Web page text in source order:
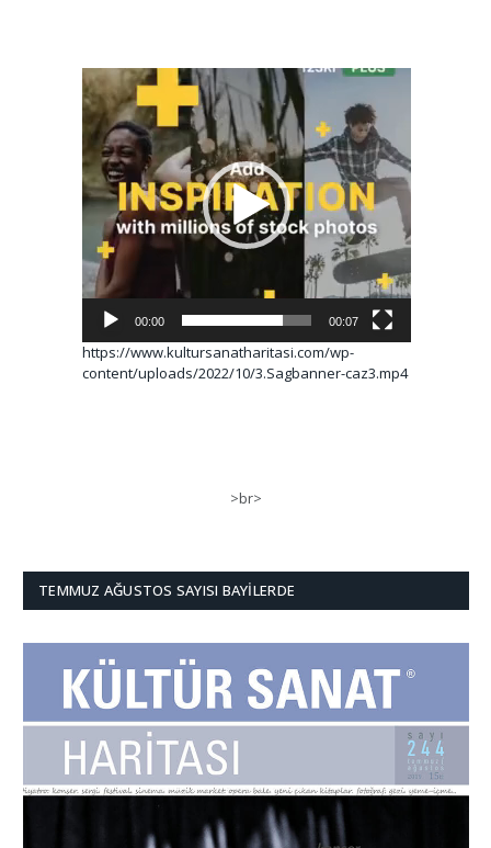
Video
oynatıcı
00:00 00:07
https://www.kultursanatharitasi.com/wp-
content/uploads/2022/10/3.Sagbanner-caz3.mp4
>br>
TEMMUZ AĞUSTOS SAYISI BAYILERDE